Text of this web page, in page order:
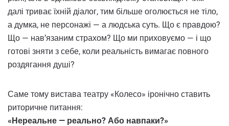
далі триває їхній діалог, тим більше оголюється не тіло,
а думка, не персонажі — а людська суть. Що є правдою?
Що — нав’язаним страхом? Що ми приховуємо — і що
готові зняти з себе, коли реальність вимагає повного
роздягання душі?
Саме тому вистава театру «Колесо» іронічно ставить
риторичне питання:
«Нереальне — реально? Або навпаки?»